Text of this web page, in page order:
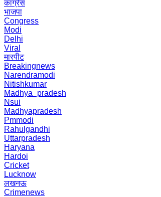
कांग्रेस
भाजपा
Congress
Modi
Delhi
Viral
मारपीट
Breakingnews
Narendramodi
Nitishkumar
Madhya_pradesh
Nsui
Madhyapradesh
Pmmodi
Rahulgandhi
Uttarpradesh
Haryana
Hardoi
Cricket
Lucknow
लखनऊ
Crimenews